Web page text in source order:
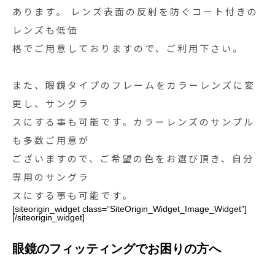
あります。 レンズ表面の反射を防ぐコート付きの
レンズも低価
格でご用意しておりますので、ご利用下さい。
また、眼鏡タイプのフレームをカラーレンズに変
更し、サングラ
スにする事も可能です。カラーレンズのサンプル
も多数ご用意が
ございますので、ご希望の色をお選び頂き、自分
専用のサングラ
スにする事も可能です。
[siteorigin_widget class=”SiteOrigin_Widget_Image_Widget”]
[/siteorigin_widget]
眼鏡のフィッティングでお困りの方へ